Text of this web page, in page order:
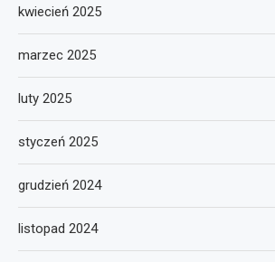
kwiecień 2025
marzec 2025
luty 2025
styczeń 2025
grudzień 2024
listopad 2024